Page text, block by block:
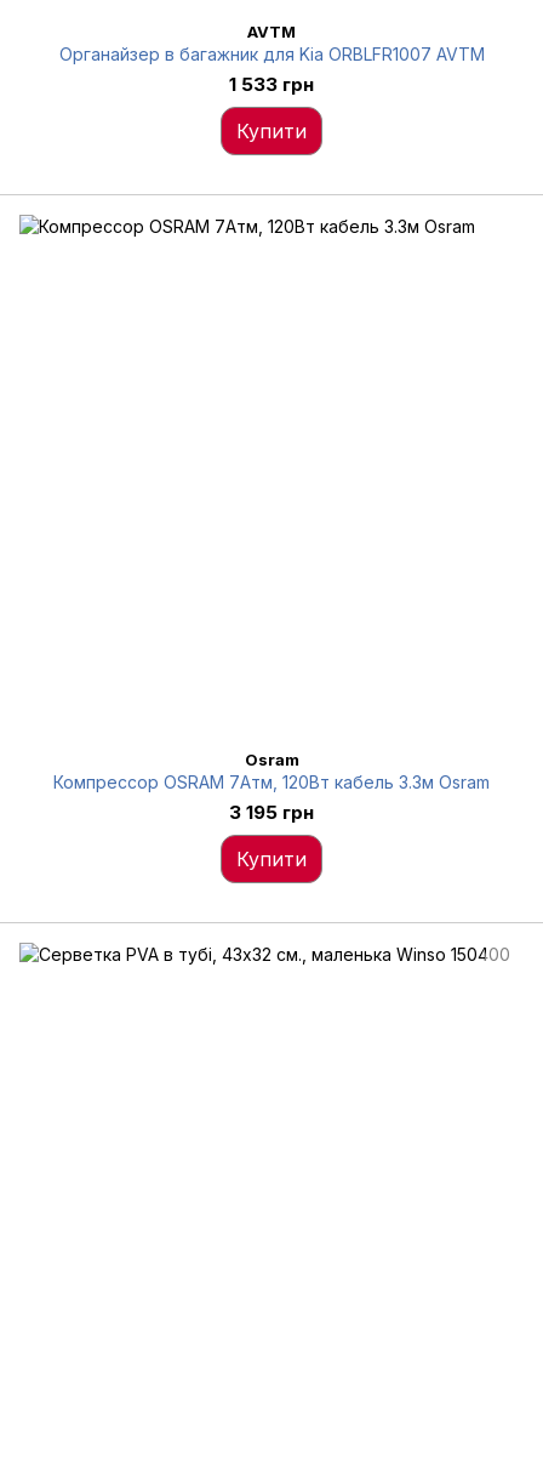
AVTM
Органайзер в багажник для Kia ORBLFR1007 AVTM
1 533 грн
Купити
Osram
Компрессор OSRAM 7Атм, 120Вт кабель 3.3м Osram
3 195 грн
Купити